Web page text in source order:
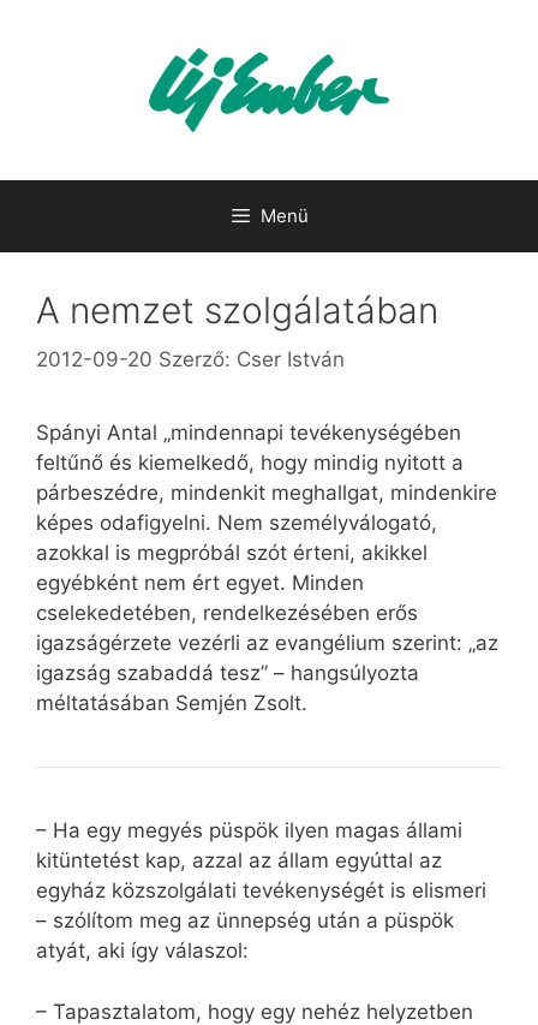
Menü
A nemzet szolgálatában
2012-09-20 Szerző: Cser István
Spányi Antal „mindennapi tevékenységében
feltűnő és kiemelkedő, hogy mindig nyitott a
párbeszédre, mindenkit meghallgat, mindenkire
képes odafigyelni. Nem személyválogató,
azokkal is megpróbál szót érteni, akikkel
egyébként nem ért egyet. Minden
cselekedetében, rendelkezésében erős
igazságérzete vezérli az evangélium szerint: „az
igazság szabaddá tesz” – hangsúlyozta
méltatásában Semjén Zsolt.
– Ha egy megyés püspök ilyen magas állami
kitüntetést kap, azzal az állam egyúttal az
egyház közszolgálati tevékenységét is elismeri
– szólítom meg az ünnepség után a püspök
atyát, aki így válaszol:
– Tapasztalatom, hogy egy nehéz helyzetben